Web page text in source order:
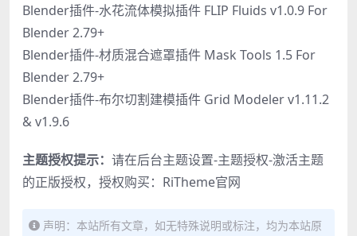
Blender插件-水花流体模拟插件 FLIP Fluids v1.0.9 For
Blender 2.79+
Blender插件-材质混合遮罩插件 Mask Tools 1.5 For
Blender 2.79+
Blender插件-布尔切割建模插件 Grid Modeler v1.11.2
& v1.9.6
主题授权提示： 请在后台主题设置-主题授权-激活主题
的正版授权，授权购买： RiTheme官网
声明：本站所有文章，如无特殊说明或标注，均为本站原